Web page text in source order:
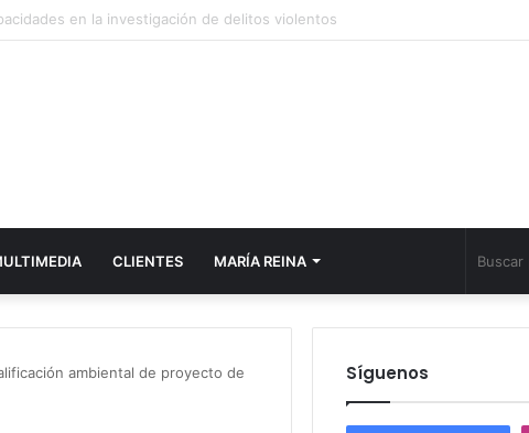
por su gestión sustentable de neumáticos fuera de uso
CLIENTES MARÍA REINA
ambiental de proyecto de
Síguenos